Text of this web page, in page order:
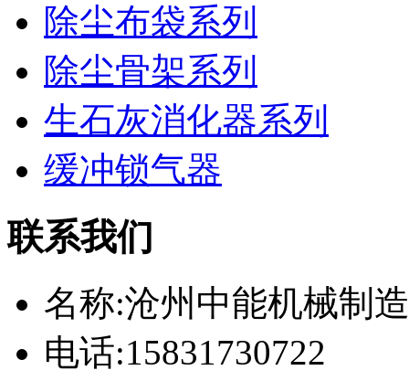
除尘布袋系列
除尘骨架系列
生石灰消化器系列
缓冲锁气器
联系我们
名称:沧州中能机械制
电话:15831730722